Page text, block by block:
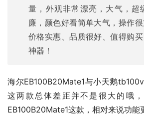
量，外观非常漂亮，大气，超
廉，颜色好看简单大气，操作很
价格实惠、品质很好、值得购
神器！
海尔EB100B20Mate1与小天鹅
这两款总体差距并不是很大的哦
EB100B20Mate1这款，相对来说功能